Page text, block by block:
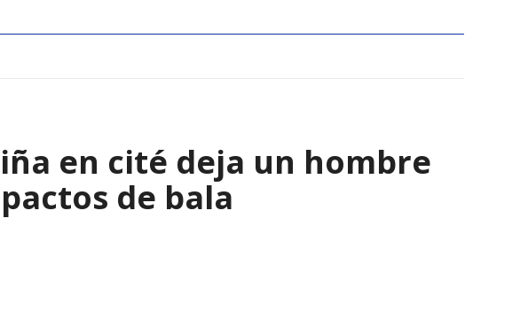
en cité deja un hombre
de bala